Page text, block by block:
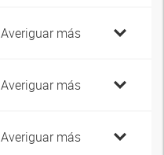
Averiguar más
Averiguar más
Averiguar más